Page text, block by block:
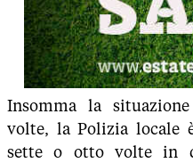
Insomma la
volte, la Polizia locale
sette o otto volte in